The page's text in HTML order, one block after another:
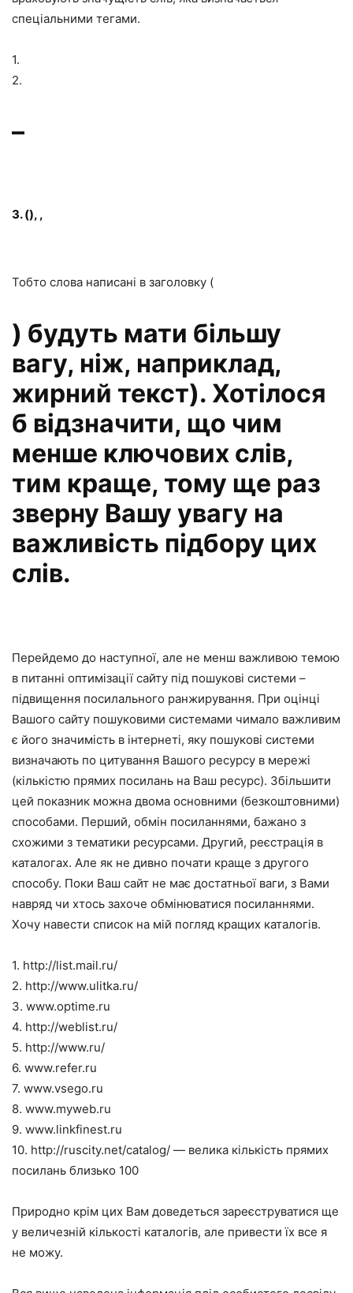
спеціальними тегами.
1.
2.
–
3.(), ,
Тобто слова написані в заголовку (
) будуть мати більшу
вагу, ніж, наприклад,
жирний текст). Хотілося
б відзначити, що чим
менше ключових слів,
тим краще, тому ще раз
зверну Вашу увагу на
важливість підбору цих
слів.
Перейдемо до наступної, але не менш важливою темою
в питанні оптимізації сайту під пошукові системи –
підвищення посилального ранжирування. При оцінці
Вашого сайту пошуковими системами чимало важливим
є його значимість в інтернеті, яку пошукові системи
визначають по цитування Вашого ресурсу в мережі
(кількістю прямих посилань на Ваш ресурс). Збільшити
цей показник можна двома основними (безкоштовними)
способами. Перший, обмін посиланнями, бажано з
схожими з тематики ресурсами. Другий, реєстрація в
каталогах. Але як не дивно почати краще з другого
способу. Поки Ваш сайт не має достатньої ваги, з Вами
навряд чи хтось захоче обмінюватися посиланнями.
Хочу навести список на мій погляд кращих каталогів.
1. http://list.mail.ru/
2. http://www.ulitka.ru/
3. www.optime.ru
4. http://weblist.ru/
5. http://www.ru/
6. www.refer.ru
7. www.vsego.ru
8. www.myweb.ru
9. www.linkfinest.ru
10. http://ruscity.net/catalog/ — велика кількість прямих
посилань близько 100
Природно крім цих Вам доведеться зареєструватися ще
у величезній кількості каталогів, але привести їх все я
не можу.